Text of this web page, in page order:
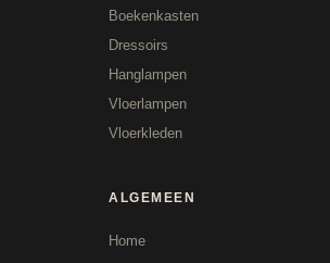
Boekenkasten
Dressoirs
Hanglampen
Vloerlampen
Vloerkleden
ALGEMEEN
Home